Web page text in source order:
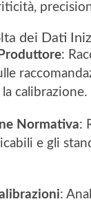
dei Dati
:
calibrazione.
Normativa:
e gli
: